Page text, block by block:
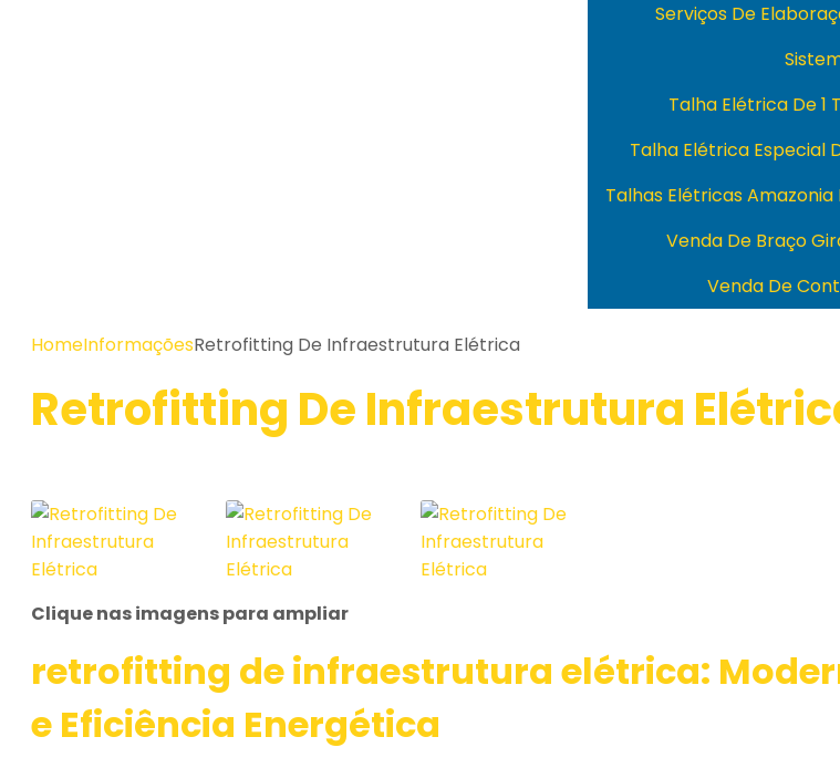
Serviços De
Talha Elétrica De 1
Talha Elétrica Especial
Talhas Elétricas Amazonia
Venda De Braço
Venda De
HomeInformaçõesRetrofitting De Infraestrutura Elétrica
Retrofitting De Infraestrutura
Clique nas imagens para ampliar
retrofitting de infraestrutura elétrica:
e Eficiência Energética